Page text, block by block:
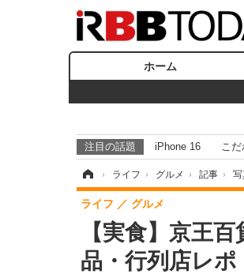
ホーム
注目の話題 iPhone 16 こ
› ライフ › グルメ › 記事 ›
【実食】京王
品・行列店レ
ライフ グルメ